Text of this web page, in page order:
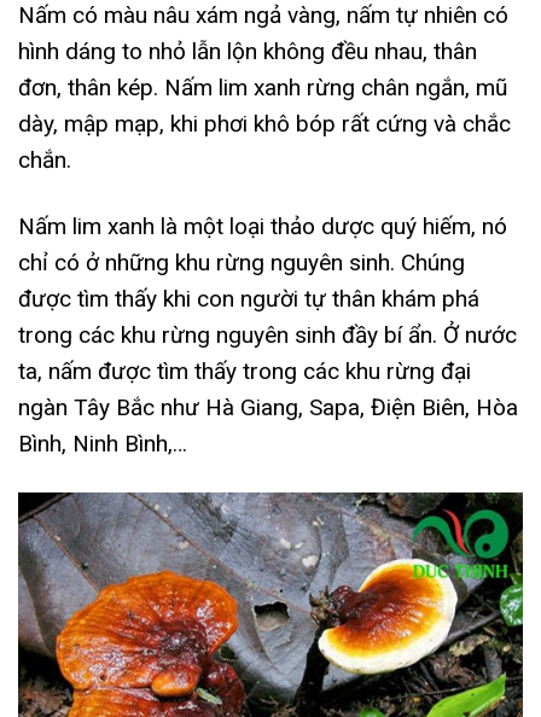
Nấm có màu nâu xám ngả vàng, nấm tự nhiên có
hình dáng to nhỏ lẫn lộn không đều nhau, thân
đơn, thân kép. Nấm lim xanh rừng chân ngắn, mũ
dày, mập mạp, khi phơi khô bóp rất cứng và chắc
chắn.
Nấm lim xanh là một loại thảo dược quý hiếm, nó
chỉ có ở những khu rừng nguyên sinh. Chúng
được tìm thấy khi con người tự thân khám phá
trong các khu rừng nguyên sinh đầy bí ẩn. Ở nước
ta, nấm được tìm thấy trong các khu rừng đại
ngàn Tây Bắc như Hà Giang, Sapa, Điện Biên, Hòa
Bình, Ninh Bình,…